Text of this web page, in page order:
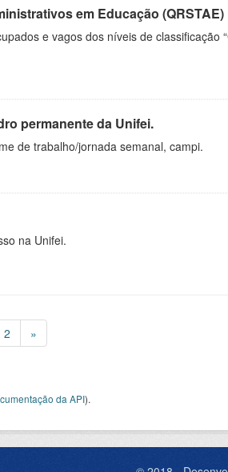
em Educação (QRSTAE)
e vagos dos níveis de classificação
permanente da Unifei.
de trabalho/jornada semanal, campi.
na Unifei.
2 »
da API).